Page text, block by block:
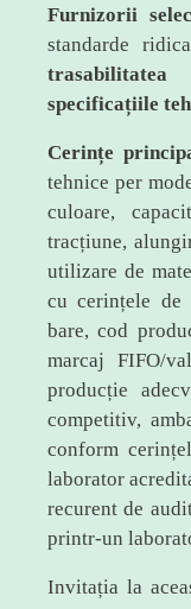
Furnizorii
standarde
specificațiile
Cerințe
tehnice per
culoare,
tracțiune,
utilizare de
cu cerințele de
bare, cod
marcaj FIFO/
producție
competitiv,
conform
laborator
recurent de
printr-un
Invitația la